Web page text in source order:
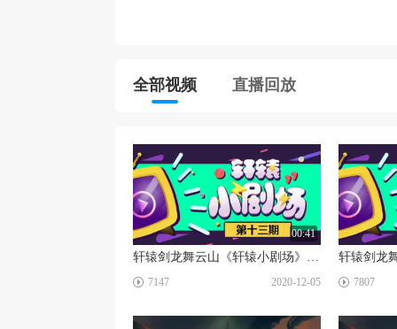
全部视频 直播回放
☑
00:41
轩辕剑龙舞云山《轩辕小剧场》第13期
7147 2020-12-05
☑
7807